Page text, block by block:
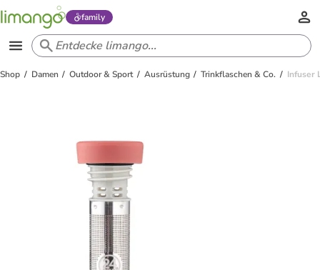
family
Shop Damen Outdoor & Sport Ausrüstung Trinkflaschen & Co. Infuser